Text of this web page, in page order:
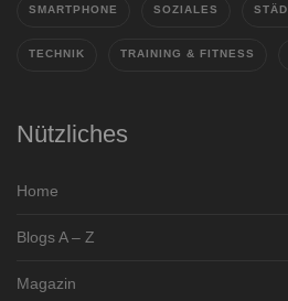
SMARTPHONE SOZIALES
TECHNIK TRAINING & FITNESS
Nützliches
Home
Blogs A – Z
Magazin